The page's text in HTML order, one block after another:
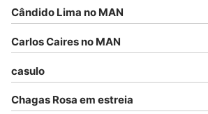
Cândido Lima no MAN
Carlos Caires no MAN
casulo
Chagas Rosa em estreia